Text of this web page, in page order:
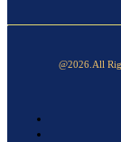
@2026.All